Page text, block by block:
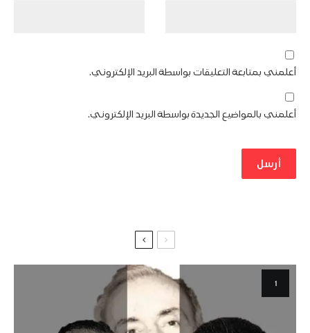
أعلمني بمتابعة التعليقات بواسطة البريد الإلكتروني.
أعلمني بالمواضيع الجديدة بواسطة البريد الإلكتروني.